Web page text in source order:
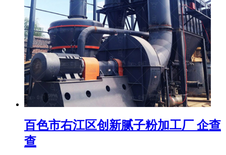
百色市右江区创新腻子粉加工厂 企查
查